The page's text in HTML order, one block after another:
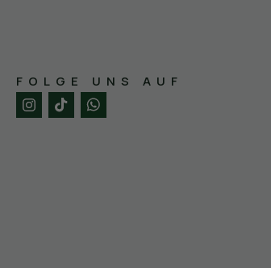
FOLGE UNS AUF